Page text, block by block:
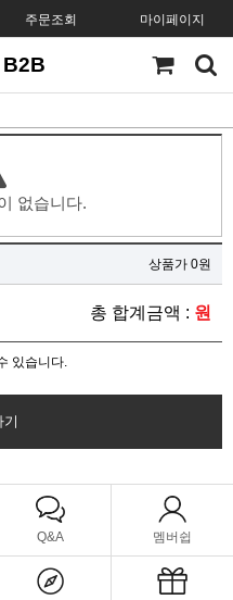
주문조회 마이페이지
B2B
없습니다.
상품가 0원
총 합계금액 : 원
있습니다.
기
Q&A 멤버쉽